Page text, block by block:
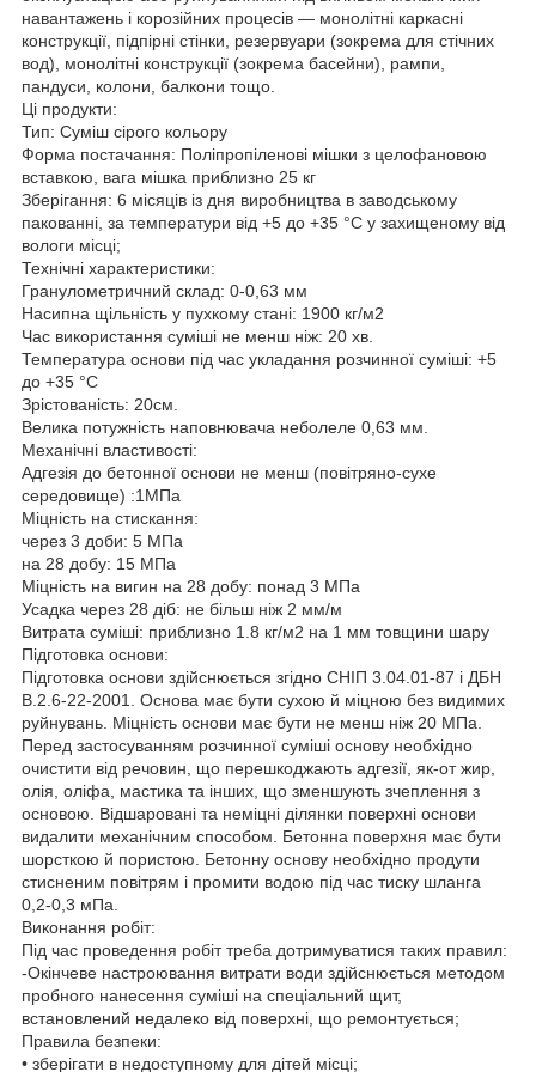
навантажень і корозійних процесів — монолітні каркасні
конструкції, підпірні стінки, резервуари (зокрема для стічних
вод), монолітні конструкції (зокрема басейни), рампи,
пандуси, колони, балкони тощо.
Ці продукти:
Тип: Суміш сірого кольору
Форма постачання: Поліпропіленові мішки з целофановою
вставкою, вага мішка приблизно 25 кг
Зберігання: 6 місяців із дня виробництва в заводському
пакованні, за температури від +5 до +35 °C у захищеному від
вологи місці;
Технічні характеристики:
Гранулометричний склад: 0-0,63 мм
Насипна щільність у пухкому стані: 1900 кг/м2
Час використання суміші не менш ніж: 20 хв.
Температура основи під час укладання розчинної суміші: +5
до +35 °C
Зрістованість: 20см.
Велика потужність наповнювача неболеле 0,63 мм.
Механічні властивості:
Адгезія до бетонної основи не менш (повітряно-сухе
середовище) :1МПа
Міцність на стискання:
через 3 доби: 5 МПа
на 28 добу: 15 МПа
Міцність на вигин на 28 добу: понад 3 МПа
Усадка через 28 діб: не більш ніж 2 мм/м
Витрата суміші: приблизно 1.8 кг/м2 на 1 мм товщини шару
Підготовка основи:
Підготовка основи здійснюється згідно СНІП 3.04.01-87 і ДБН
В.2.6-22-2001. Основа має бути сухою й міцною без видимих
руйнувань. Міцність основи має бути не менш ніж 20 МПа.
Перед застосуванням розчинної суміші основу необхідно
очистити від речовин, що перешкоджають адгезії, як-от жир,
олія, оліфа, мастика та інших, що зменшують зчеплення з
основою. Відшаровані та неміцні ділянки поверхні основи
видалити механічним способом. Бетонна поверхня має бути
шорсткою й пористою. Бетонну основу необхідно продути
стисненим повітрям і промити водою під час тиску шланга
0,2-0,3 мПа.
Виконання робіт:
Під час проведення робіт треба дотримуватися таких правил:
-Окінчеве настроювання витрати води здійснюється методом
пробного нанесення суміші на спеціальний щит,
встановлений недалеко від поверхні, що ремонтується;
Правила безпеки:
• зберігати в недоступному для дітей місці;